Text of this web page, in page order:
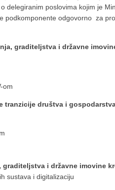
delegiranim poslovima kojim je
podkomponente odgovorno za
graditeljstva i državne
om
tranzicije društva i
graditeljstva i državne imovine
sustava i digitalizaciju